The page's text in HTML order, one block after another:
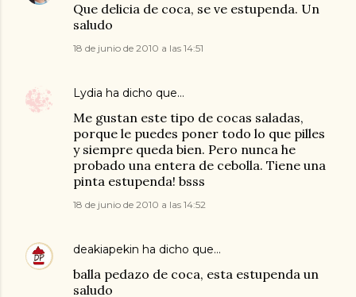
Que delicia de coca, se ve estupenda. Un
saludo
18 de junio de 2010 a las 14:51
Lydia ha dicho que…
Me gustan este tipo de cocas saladas,
porque le puedes poner todo lo que pilles
y siempre queda bien. Pero nunca he
probado una entera de cebolla. Tiene una
pinta estupenda! bsss
18 de junio de 2010 a las 14:52
deakiapekin ha dicho que…
balla pedazo de coca, esta estupenda un
saludo